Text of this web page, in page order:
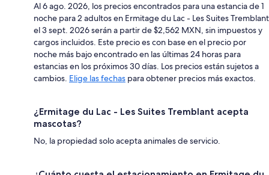
Al 6 ago. 2026, los precios encontrados para una estancia de 1
noche para 2 adultos en Ermitage du Lac - Les Suites Tremblant
el 3 sept. 2026 serán a partir de $2,562 MXN, sin impuestos y
cargos incluidos. Este precio es con base en el precio por
noche más bajo encontrado en las últimas 24 horas para
estancias en los próximos 30 días. Los precios están sujetos a
cambios. Elige las fechas para obtener precios más exactos.
¿Ermitage du Lac - Les Suites Tremblant acepta
mascotas?
No, la propiedad solo acepta animales de servicio.